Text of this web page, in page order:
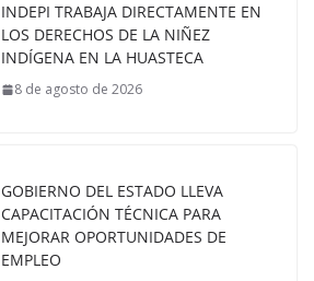
INDEPI TRABAJA DIRECTAMENTE EN
LOS DERECHOS DE LA NIÑEZ
INDÍGENA EN LA HUASTECA
8 de agosto de 2026
GOBIERNO DEL ESTADO LLEVA
CAPACITACIÓN TÉCNICA PARA
MEJORAR OPORTUNIDADES DE
EMPLEO